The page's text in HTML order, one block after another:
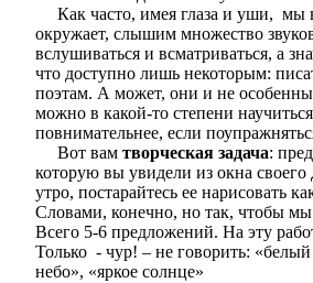
Как часто, имея глаза и уши, мы
окружает, слышим множество
вслушиваться и всматриваться, а
что доступно лишь некоторым:
поэтам. А может, они и не
можно в какой-то степени
повнимательнее, если
Вот вам творческая задача:
которую вы увидели из окна своего
утро, постарайтесь ее нарисовать
Словами, конечно, но так, чтобы мы
Всего 5-6 предложений. На эту
Только - чур! – не говорить: «белый
небо», «яркое солнце»